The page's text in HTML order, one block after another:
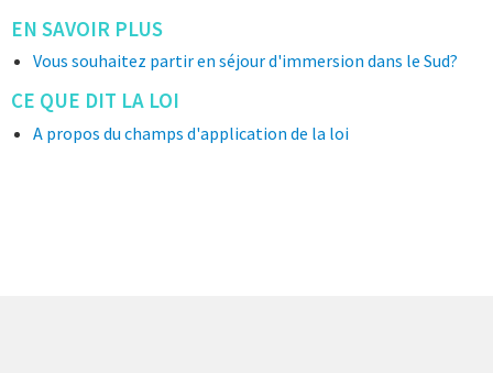
EN SAVOIR PLUS
Vous souhaitez partir en séjour d'immersion dans le Sud?
CE QUE DIT LA LOI
A propos du champs d'application de la loi